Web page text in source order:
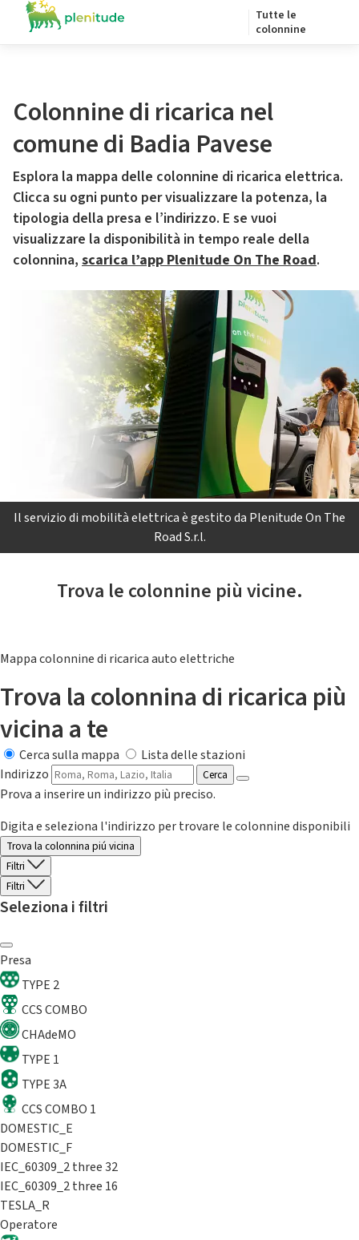
Tutte le
colonnine
Colonnine di ricarica nel
comune di Badia Pavese
Esplora la mappa delle colonnine di ricarica elettrica.
Clicca su ogni punto per visualizzare la potenza, la
tipologia della presa e l’indirizzo. E se vuoi
visualizzare la disponibilità in tempo reale della
colonnina, scarica l’app Plenitude On The Road.
Il servizio di mobilità elettrica è gestito da Plenitude On The
Road S.r.l.
Trova le colonnine più vicine.
Mappa colonnine di ricarica auto elettriche
Trova la colonnina di ricarica più
vicina a te
Cerca sulla mappa
Lista delle stazioni
Indirizzo
Cerca
Prova a inserire un indirizzo più preciso.
Digita e seleziona l'indirizzo per trovare le colonnine disponibili
Trova la colonnina piú vicina
Filtri
Filtri
Seleziona i filtri
Presa
TYPE 2
CCS COMBO
CHAdeMO
TYPE 1
TYPE 3A
CCS COMBO 1
DOMESTIC_E
DOMESTIC_F
IEC_60309_2 three 32
IEC_60309_2 three 16
TESLA_R
Operatore